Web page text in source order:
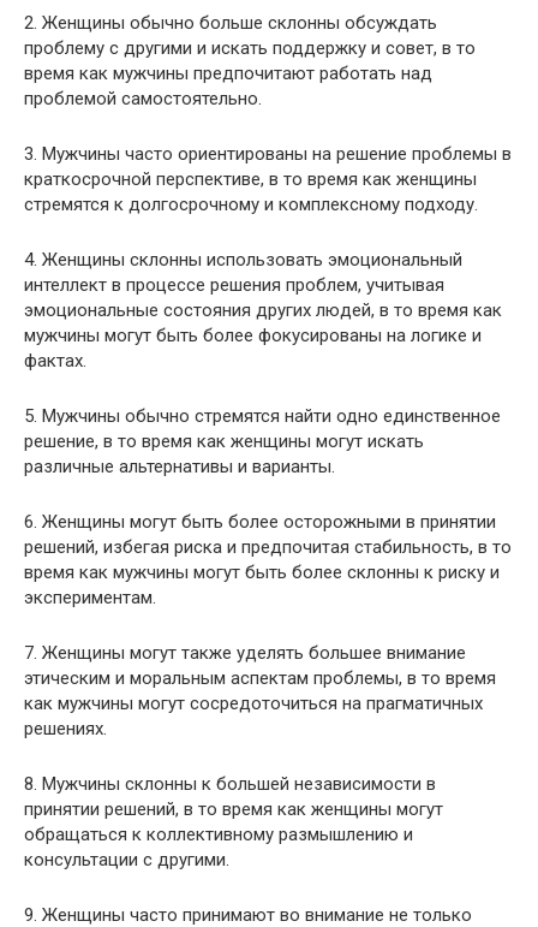
2. Женщины обычно больше склонны обсуждать
проблему с другими и искать поддержку и совет, в то
время как мужчины предпочитают работать над
проблемой самостоятельно.
3. Мужчины часто ориентированы на решение проблемы в
краткосрочной перспективе, в то время как женщины
стремятся к долгосрочному и комплексному подходу.
4. Женщины склонны использовать эмоциональный
интеллект в процессе решения проблем, учитывая
эмоциональные состояния других людей, в то время как
мужчины могут быть более фокусированы на логике и
фактах.
5. Мужчины обычно стремятся найти одно единственное
решение, в то время как женщины могут искать
различные альтернативы и варианты.
6. Женщины могут быть более осторожными в принятии
решений, избегая риска и предпочитая стабильность, в то
время как мужчины могут быть более склонны к риску и
экспериментам.
7. Женщины могут также уделять большее внимание
этическим и моральным аспектам проблемы, в то время
как мужчины могут сосредоточиться на прагматичных
решениях.
8. Мужчины склонны к большей независимости в
принятии решений, в то время как женщины могут
обращаться к коллективному размышлению и
консультации с другими.
9. Женщины часто принимают во внимание не только